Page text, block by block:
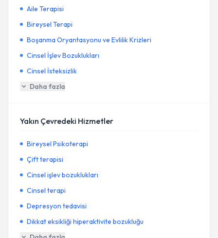
Aile Terapisi
Bireysel Terapi
Boşanma Oryantasyonu ve Evlilik Krizleri
Cinsel İşlev Bozuklukları
Cinsel İsteksizlik
Daha fazla
Yakın Çevredeki Hizmetler
Bireysel Psikoterapi
Çift terapisi
Cinsel işlev bozuklukları
Cinsel terapi
Depresyon tedavisi
Dikkat eksikliği hiperaktivite bozukluğu